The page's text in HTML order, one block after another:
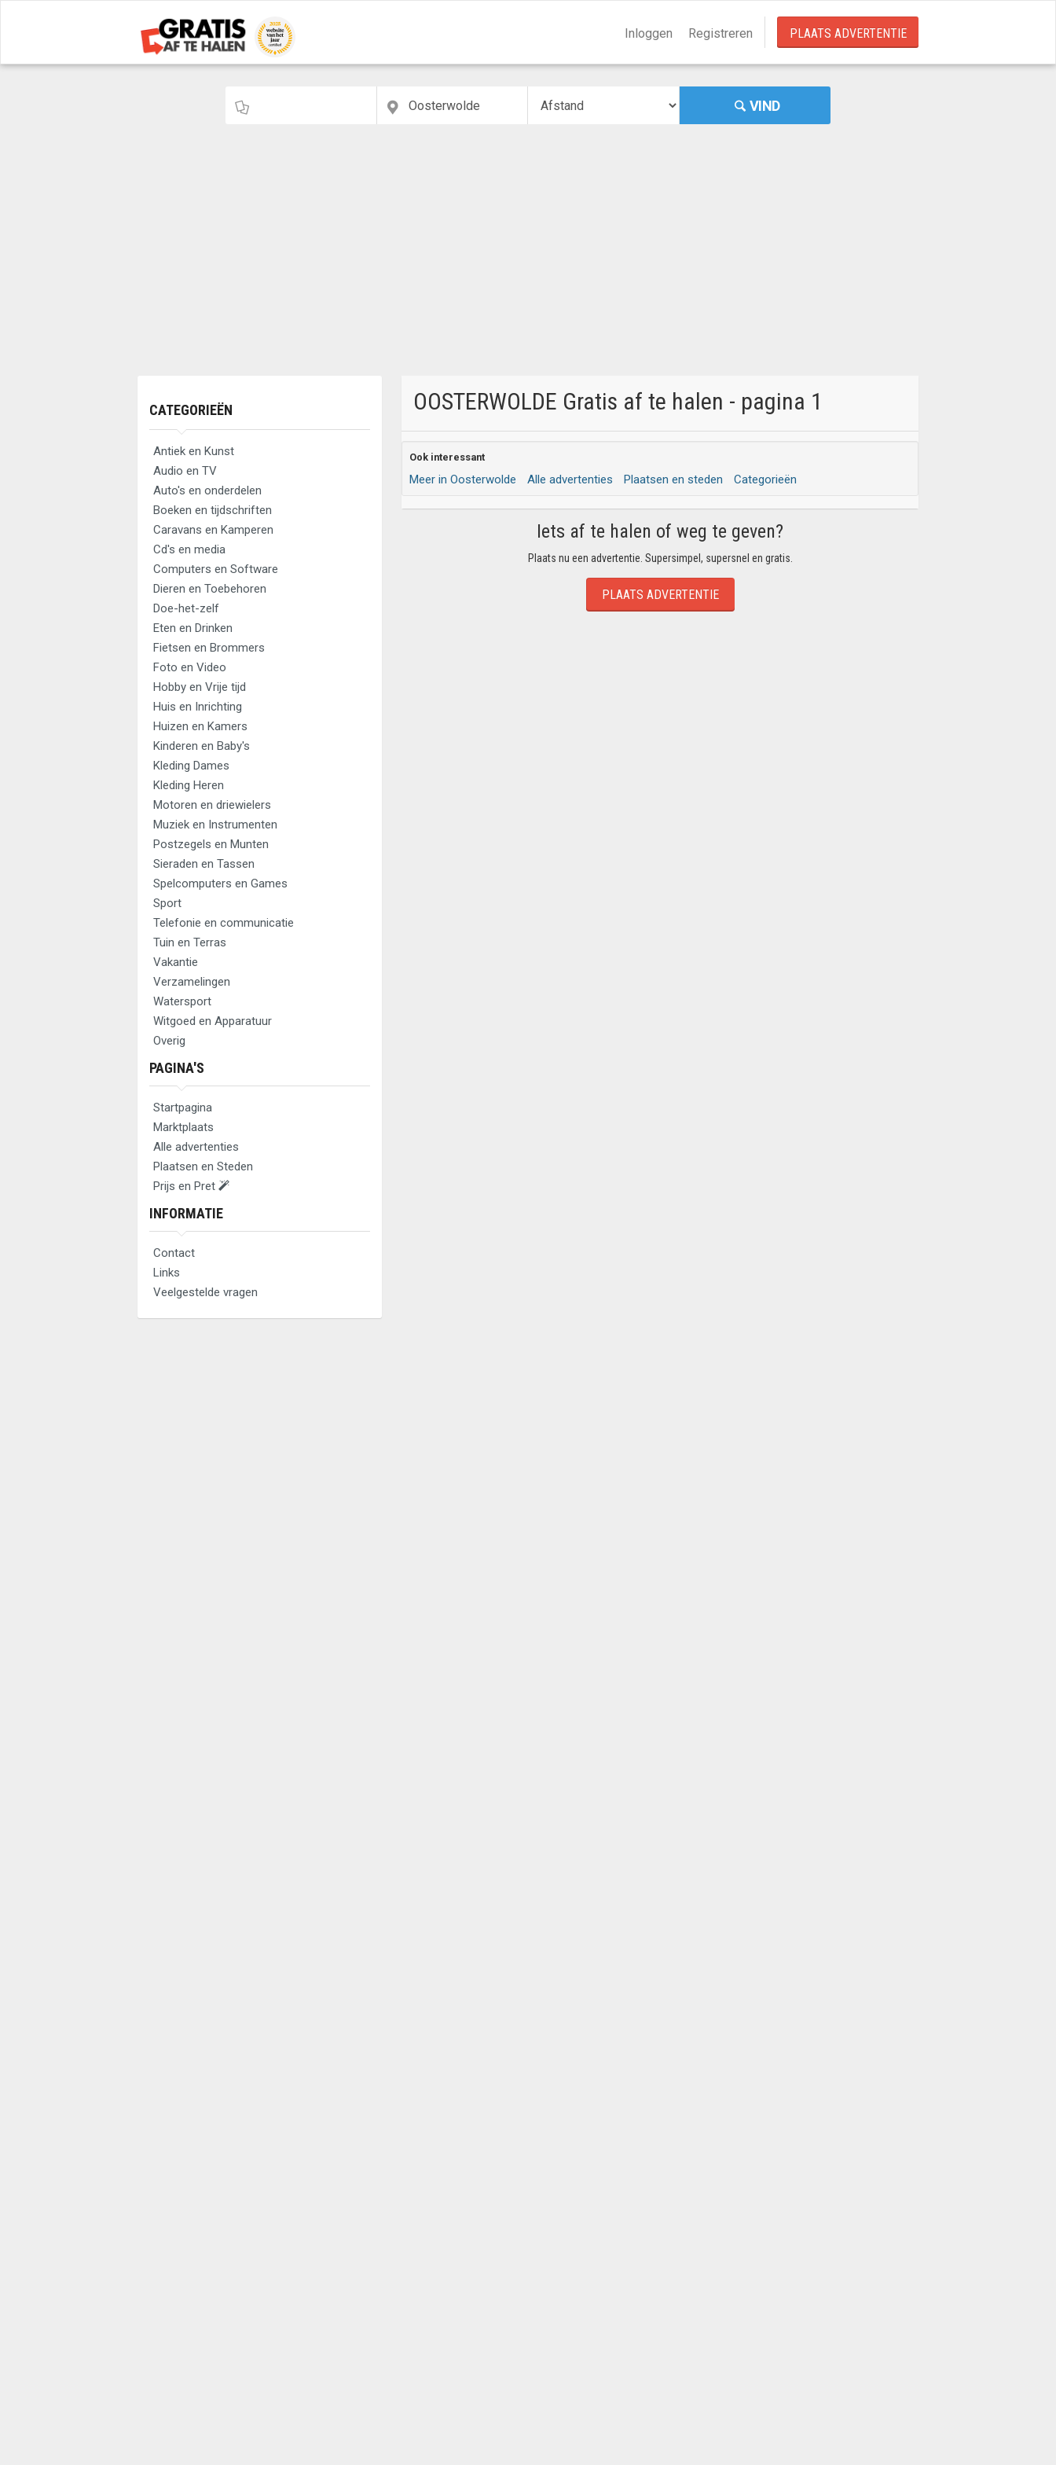
Inloggen Registreren PLAATS ADVERTENTIE
VIND
CATEGORIEËN
Antiek en Kunst
Audio en TV
Auto's en onderdelen
Boeken en tijdschriften
Caravans en Kamperen
Cd's en media
Computers en Software
Dieren en Toebehoren
Doe-het-zelf
Eten en Drinken
Fietsen en Brommers
Foto en Video
Hobby en Vrije tijd
Huis en Inrichting
Huizen en Kamers
Kinderen en Baby's
Kleding Dames
Kleding Heren
Motoren en driewielers
Muziek en Instrumenten
Postzegels en Munten
Sieraden en Tassen
Spelcomputers en Games
Sport
Telefonie en communicatie
Tuin en Terras
Vakantie
Verzamelingen
Watersport
Witgoed en Apparatuur
Overig
PAGINA'S
Startpagina
Marktplaats
Alle advertenties
Plaatsen en Steden
Prijs en Pret
INFORMATIE
Contact
Links
Veelgestelde vragen
OOSTERWOLDE Gratis af te halen - pagina 1
Ook interessant
Meer in Oosterwolde Alle advertenties Plaatsen en steden Categorieën
Iets af te halen of weg te geven?
Plaats nu een advertentie. Supersimpel, supersnel en gratis.
PLAATS ADVERTENTIE